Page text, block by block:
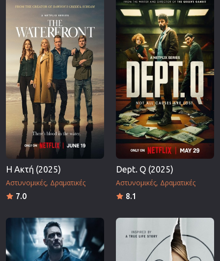
Επιστημονικής Φαντασίας
Ευρωπαικός Κινηματογράφος
Θρησκευτικές
Θρίλερ
Ιστορικές
Καταστροφής
Κλασσικές
Η Ακτή (2025)
Αστυνομικές Δραματικές
7.0
Dept. Q (2025)
Αστυνομικές Δραματικές
8.1